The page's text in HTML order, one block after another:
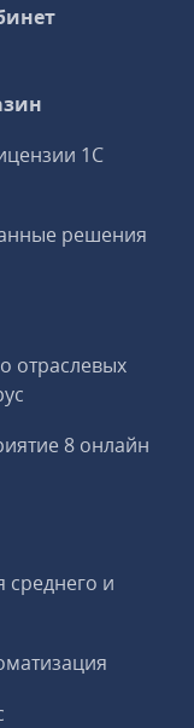
1С
решения
отраслевых
8 онлайн
среднего и